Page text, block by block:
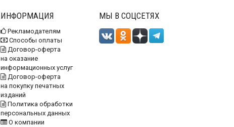
ИНФОРМАЦИЯ
Рекламодателям
Способы оплаты
Договор-оферта
на оказание
информационных услуг
Договор-оферта
на покупку печатных
изданий
Политика обработки
персональных данных
О компании
МЫ В СОЦСЕТЯХ